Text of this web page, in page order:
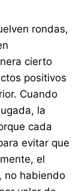
rondas,
cierto
positivos
Cuando
la
cada
evitar que
el
no habiendo